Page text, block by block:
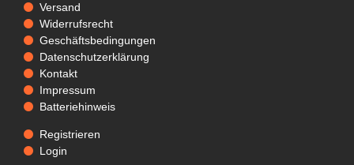
Versand
Widerrufsrecht
Geschäftsbedingungen
Datenschutzerklärung
Kontakt
Impressum
Batteriehinweis
Registrieren
Login